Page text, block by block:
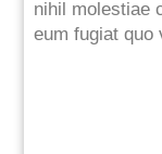
nihil molestiae
eum fugiat quo